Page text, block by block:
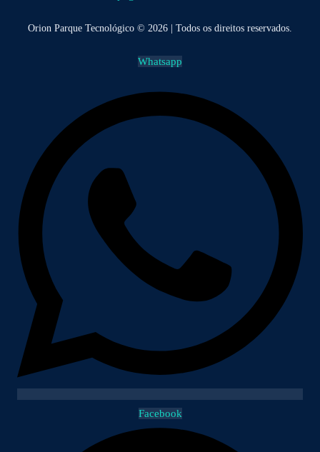
Orion Parque Tecnológico © 2026 | Todos os direitos reservados.
Whatsapp
Facebook